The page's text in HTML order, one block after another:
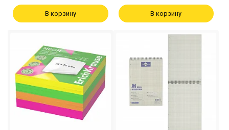
В корзину В корзину